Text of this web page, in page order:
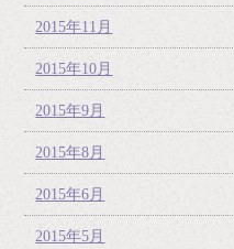
2015年11月
2015年10月
2015年9月
2015年8月
2015年6月
2015年5月